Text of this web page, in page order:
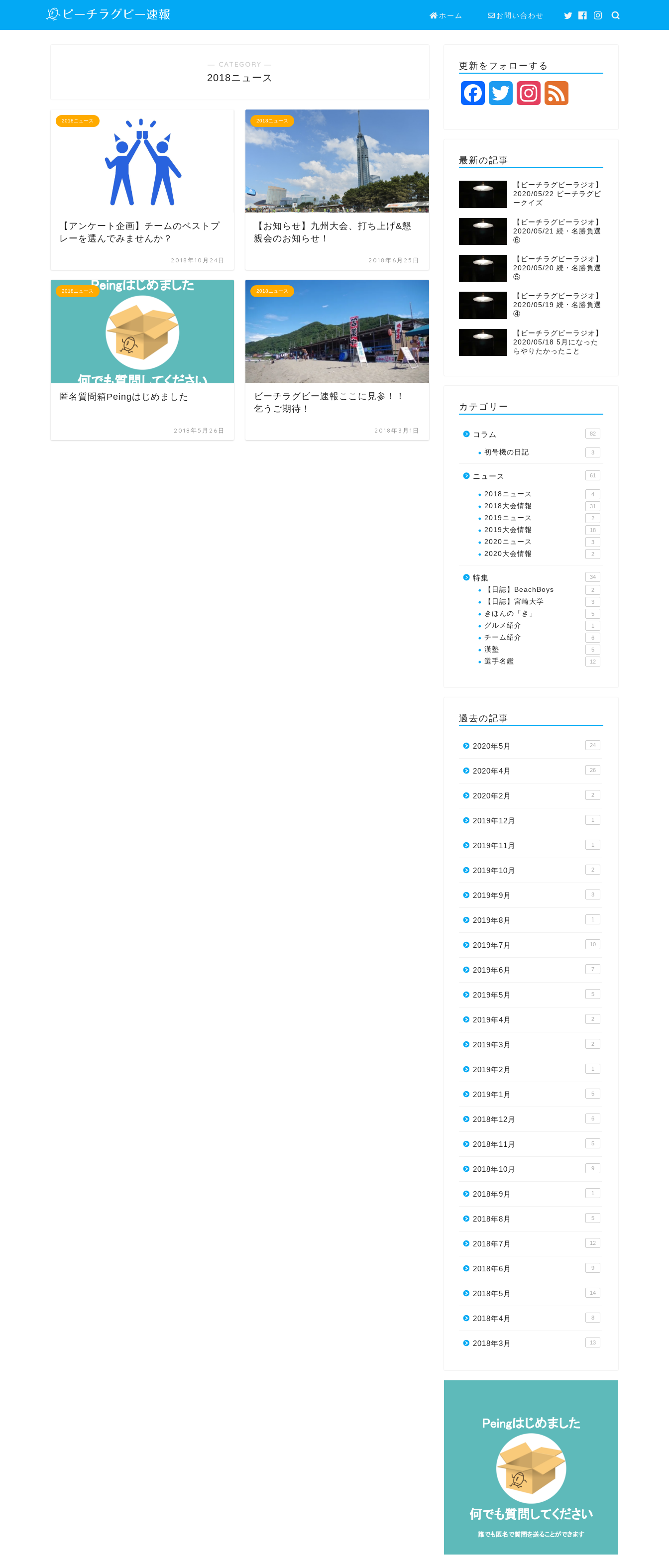
ホーム お問い合わせ
― CATEGORY ―
2018ニュース
2018ニュース
【アンケート企画】チームのベストプ
レーを選んでみませんか？
2018年10月24日
2018ニュース
【お知らせ】九州大会、打ち上げ&懇
親会のお知らせ！
2018年6月25日
2018ニュース
匿名質問箱Peingはじめました
2018年5月26日
2018ニュース
ビーチラグビー速報ここに見参！！
乞うご期待！
2018年3月1日
更新をフォローする
e
b
k
r
a
r
a
最新の記事
【ビーチラグビーラジオ】
2020/05/22 ビーチラグビ
ークイズ
【ビーチラグビーラジオ】
2020/05/21 続・名勝負選
⑥
【ビーチラグビーラジオ】
2020/05/20 続・名勝負選
⑤
【ビーチラグビーラジオ】
2020/05/19 続・名勝負選
④
【ビーチラグビーラジオ】
2020/05/18 5月になった
らやりたかったこと
カテゴリー
コラム 82
初号機の日記 3
ニュース 61
2018ニュース 4
2018大会情報 31
2019ニュース 2
2019大会情報 18
2020ニュース 3
2020大会情報 2
特集 34
【日誌】BeachBoys 2
【日誌】宮崎大学 3
きほんの「き」 5
グルメ紹介 1
チーム紹介 6
漢塾 5
選手名鑑 12
過去の記事
2020年5月 24
2020年4月 26
2020年2月 2
2019年12月 1
2019年11月 1
2019年10月 2
2019年9月 3
2019年8月 1
2019年7月 10
2019年6月 7
2019年5月 5
2019年4月 2
2019年3月 2
2019年2月 1
2019年1月 5
2018年12月 6
2018年11月 5
2018年10月 9
2018年9月 1
2018年8月 5
2018年7月 12
2018年6月 9
2018年5月 14
2018年4月 8
2018年3月 13